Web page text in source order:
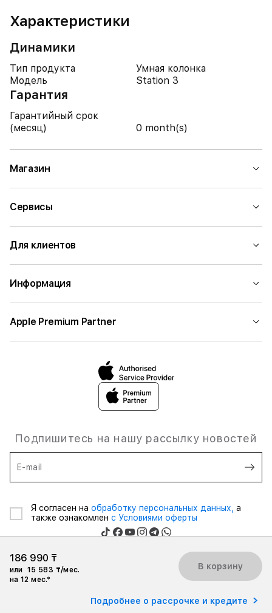
Характеристики
Динамики
Тип продукта
Умная колонка
Модель
Station 3
Гарантия
Гарантийный срок
(месяц)
0 month(s)
186 990 ₸
или 15 583 ₸/мес.
на 12 мес.*
В корзину
Подробнее о рассрочке и кредите
Магазин
Сервисы
Для клиентов
Информация
Apple Premium Partner
Подпишитесь на нашу рассылку новостей
E-mail
Я согласен на обработку персональных данных, а
также ознакомлен с Условиями оферты
KAZAKHSTAN», Все права защищены.